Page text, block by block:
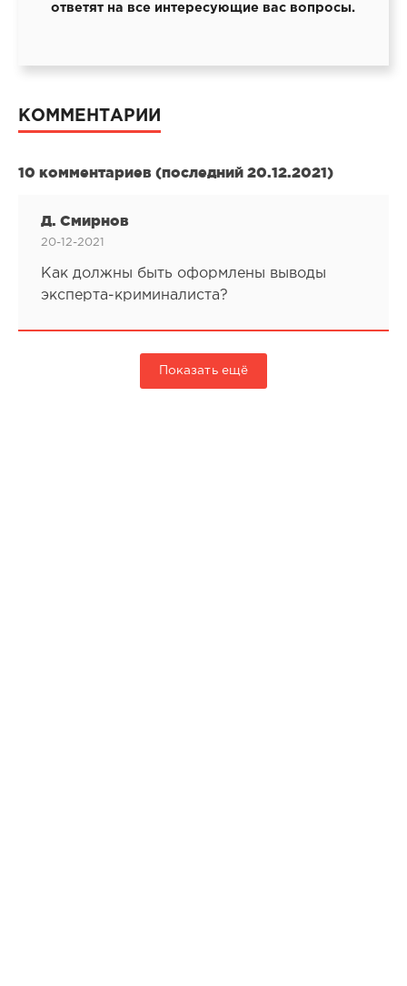
ответят на все интересующие вас вопросы.
КОММЕНТАРИИ
10 комментариев (последний 20.12.2021)
Д. Смирнов
20-12-2021
Как должны быть оформлены выводы
эксперта-криминалиста?
Показать ещё